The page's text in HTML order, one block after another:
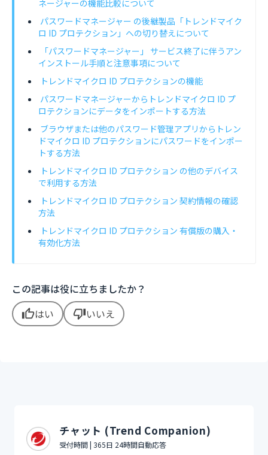
ネージャーの機能比較について
パスワードマネージャー の後継製品「トレンドマイク
ロ ID プロテクション」への切り替えについて
「パスワードマネージャー」 サービス終了に伴うアン
インストール手順と注意事項について
トレンドマイクロ ID プロテクションの機能
パスワードマネージャーからトレンドマイクロ ID プ
ロテクションにデータをインポートする方法
ブラウザまたは他のパスワード管理アプリからトレン
ドマイクロ ID プロテクションにパスワードをインポー
トする方法
トレンドマイクロ ID プロテクション の他のデバイス
で利用する方法
トレンドマイクロ ID プロテクション 契約情報の確認
方法
トレンドマイクロ ID プロテクション 有償版の購入・
有効化方法
この記事は役に立ちましたか？
thumb_upはい thumb_downいいえ
チャット (Trend Companion)
受付時間 | 365日 24時間自動応答